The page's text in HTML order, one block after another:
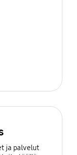
ja palvelut